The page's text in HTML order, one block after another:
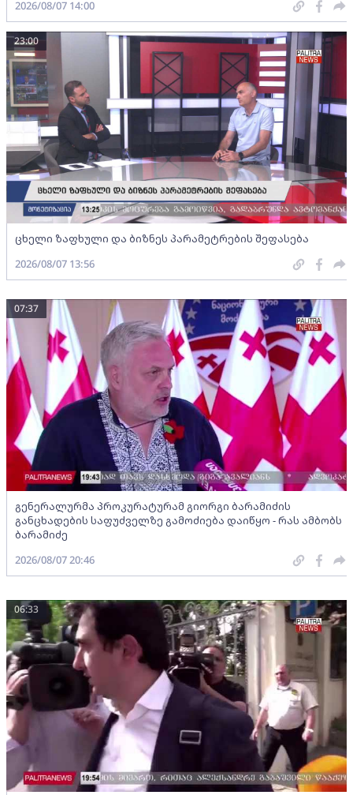
2026/08/07 14:00
ცხელი ზაფხული და ბიზნეს პარამეტრების შეფასება
23:00
2026/08/07 13:56
გენერალურმა პროკურატურამ გიორგი ბარამიძის
განცხადების საფუძველზე გამოძიება დაიწყო - რას ამბობს
ბარამიძე
07:37
2026/08/07 20:46
06:33